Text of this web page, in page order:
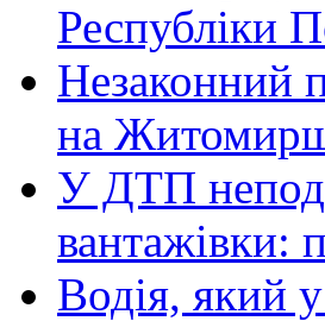
Республіки
Незаконний
на
У ДТП
вантажівки:
Водія, який